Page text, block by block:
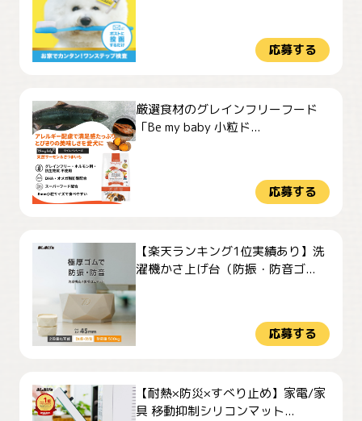
応募する
厳選食材のグレインフリーフード
「Be my baby 小粒ド...
応募する
【楽天ランキング1位実績あり】洗
濯機かさ上げ台（防振・防音ゴ...
応募する
【耐熱×防災×すべり止め】家電/家
具 移動抑制シリコンマット...